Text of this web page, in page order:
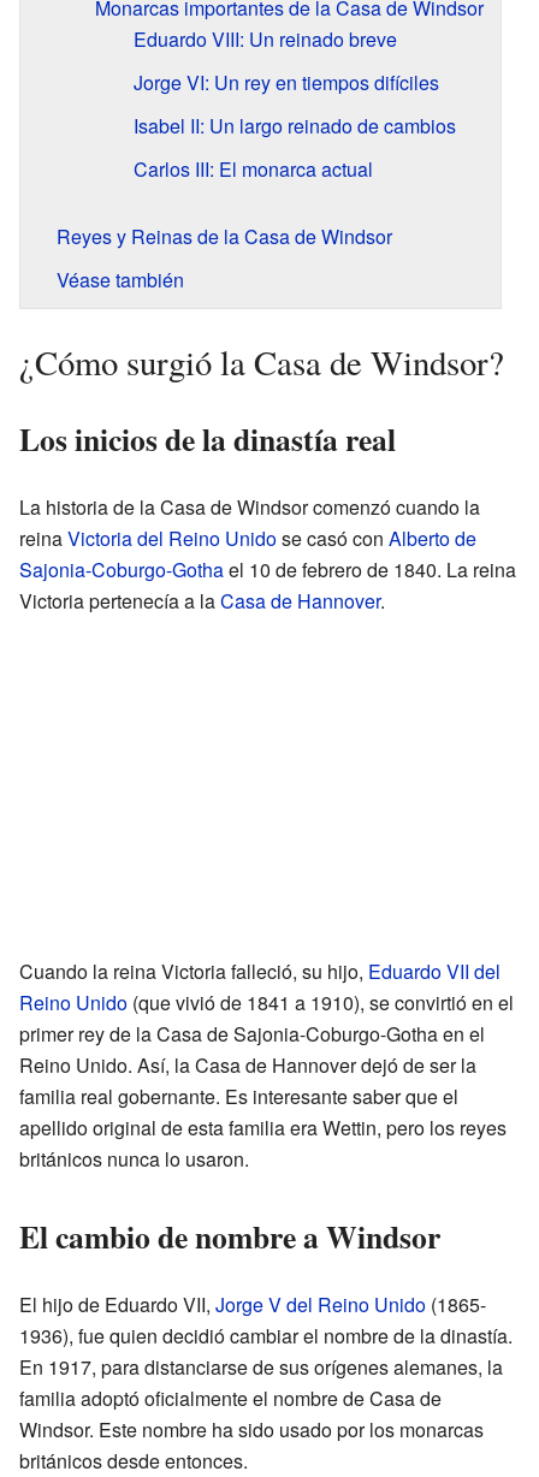
Monarcas importantes de la Casa de Windsor
Eduardo VIII: Un reinado breve
Jorge VI: Un rey en tiempos difíciles
Isabel II: Un largo reinado de cambios
Carlos III: El monarca actual
Reyes y Reinas de la Casa de Windsor
Véase también
¿Cómo surgió la Casa de Windsor?
Los inicios de la dinastía real
La historia de la Casa de Windsor comenzó cuando la
reinaVictoria del Reino Unidose casó con Alberto de
Sajonia-Coburgo-Gothael 10 de febrero de 1840. La reina
Victoria pertenecía a laCasa de Hannover.
Cuando la reina Victoria falleció, su hijo, Eduardo VII del
Reino Unido (que vivió de 1841 a 1910), se convirtió en el
primer rey de la Casa de Sajonia-Coburgo-Gotha en el
Reino Unido. Así, la Casa de Hannover dejó de ser la
familia real gobernante. Es interesante saber que el
apellido original de esta familia era Wettin, pero los reyes
británicos nunca lo usaron.
El cambio de nombre a Windsor
El hijo de Eduardo VII, Jorge V del Reino Unido (1865-
1936), fue quien decidió cambiar el nombre de la dinastía.
En 1917, para distanciarse de sus orígenes alemanes, la
familia adoptó oficialmente el nombre de Casa de
Windsor. Este nombre ha sido usado por los monarcas
británicos desde entonces.